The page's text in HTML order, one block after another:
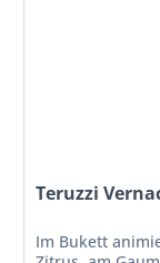
Teruzzi
Im Bukett